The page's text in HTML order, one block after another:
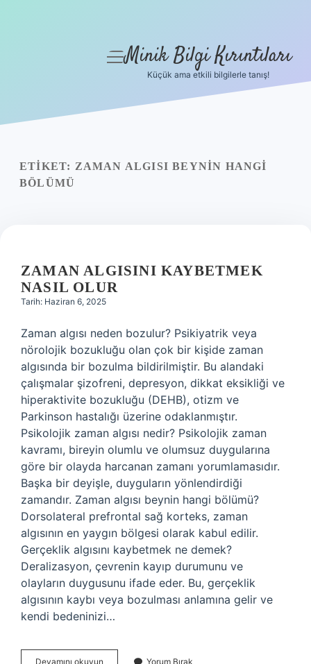
Yasal Uyarı
menüyü
Minik Bilgi Kırıntıları
Küçük ama etkili bilgilerle tanış!
ETIKET: ZAMAN ALGISI BEYNIN HANGI
BÖLÜMÜ
ZAMAN ALGISINI KAYBETMEK
NASIL OLUR
Tarih: Haziran 6, 2025
Zaman algısı neden bozulur? Psikiyatrik veya
nörolojik bozukluğu olan çok bir kişide zaman
algısında bir bozulma bildirilmiştir. Bu alandaki
çalışmalar şizofreni, depresyon, dikkat eksikliği ve
hiperaktivite bozukluğu (DEHB), otizm ve
Parkinson hastalığı üzerine odaklanmıştır.
Psikolojik zaman algısı nedir? Psikolojik zaman
kavramı, bireyin olumlu ve olumsuz duygularına
göre bir olayda harcanan zamanı yorumlamasıdır.
Başka bir deyişle, duyguların yönlendirdiği
zamandır. Zaman algısı beynin hangi bölümü?
Dorsolateral prefrontal sağ korteks, zaman
algısının en yaygın bölgesi olarak kabul edilir.
Gerçeklik algısını kaybetmek ne demek?
Deralizasyon, çevrenin kayıp durumunu ve
olayların duygusunu ifade eder. Bu, gerçeklik
algısının kaybı veya bozulması anlamına gelir ve
kendi bedeninizi…
Devamını okuyun Yorum Bırak